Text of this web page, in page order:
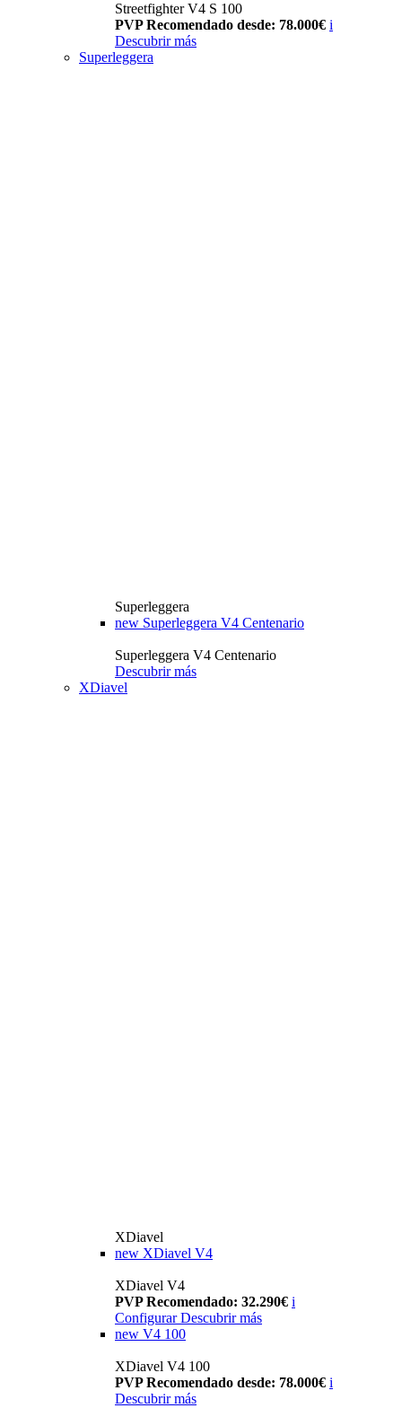
Streetfighter V4 S 100
PVP Recomendado desde: 78.000€ i
Descubrir más
Superleggera
Superleggera
new Superleggera V4 Centenario
Superleggera V4 Centenario
Descubrir más
XDiavel
XDiavel
new XDiavel V4
XDiavel V4
PVP Recomendado: 32.290€ i
Configurar Descubrir más
new V4 100
XDiavel V4 100
PVP Recomendado desde: 78.000€ i
Descubrir más